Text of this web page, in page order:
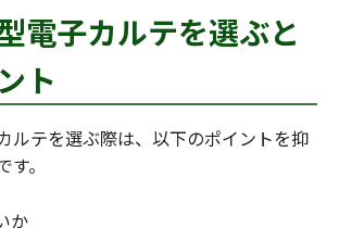
電子カルテを選ぶと
ト
ルテを選ぶ際は、以下のポイントを抑
。
か